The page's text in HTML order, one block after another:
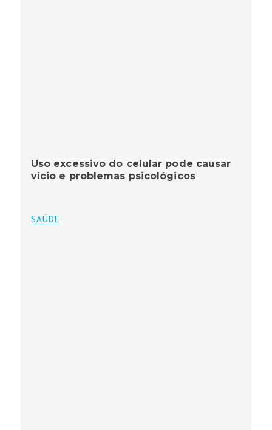
Uso excessivo do celular pode causar
vício e problemas psicológicos
SAÚDE